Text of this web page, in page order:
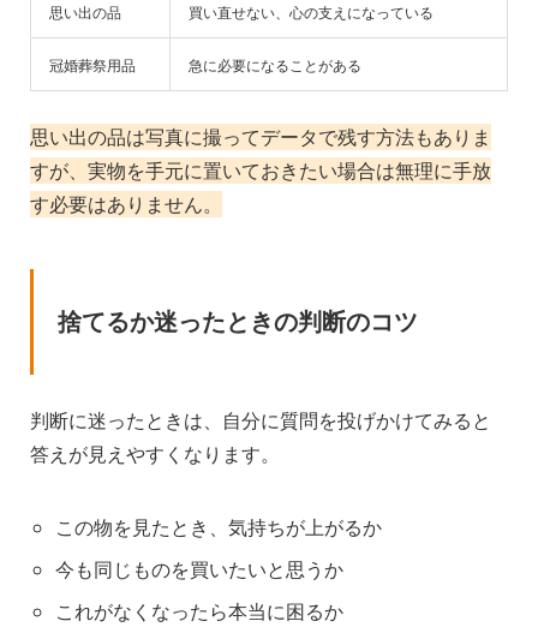
思い出の品 買い直せない、心の支えになっている
冠婚葬祭用品 急に必要になることがある
思い出の品は写真に撮ってデータで残す方法もありま
すが、実物を手元に置いておきたい場合は無理に手放
す必要はありません。
捨てるか迷ったときの判断のコツ
判断に迷ったときは、自分に質問を投げかけてみると
答えが見えやすくなります。
この物を見たとき、気持ちが上がるか
今も同じものを買いたいと思うか
これがなくなったら本当に困るか